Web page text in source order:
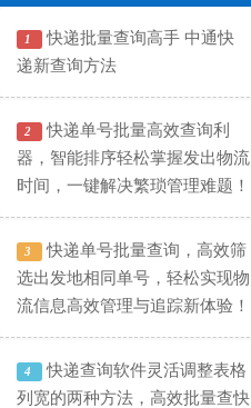
1
快递批量查询高手 中通快
递新查询方法
2
快递单号批量高效查询利
器，智能排序轻松掌握发出物流
时间，一键解决繁琐管理难题！
3
快递单号批量查询，高效筛
选出发地相同单号，轻松实现物
流信息高效管理与追踪新体验！
4
快递查询软件灵活调整表格
列宽的两种方法，高效批量查快